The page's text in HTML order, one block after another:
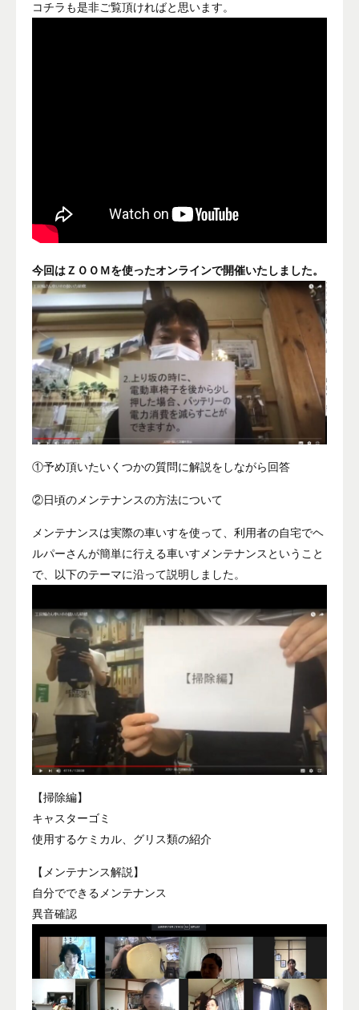
コチラも是非ご覧頂ければと思います。
今回はＺＯＯＭを使ったオンラインで開催いたしました。
①予め頂いたいくつかの質問に解説をしながら回答
②日頃のメンテナンスの方法について
メンテナンスは実際の車いすを使って、利用者の自宅でヘ
ルパーさんが簡単に行える車いすメンテナンスということ
で、以下のテーマに沿って説明しました。
【掃除編】
キャスターゴミ
使用するケミカル、グリス類の紹介
【メンテナンス解説】
自分でできるメンテナンス
異音確認